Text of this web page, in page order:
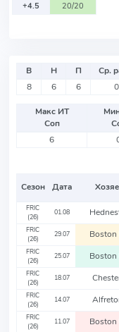
+4.5
20/20
В Н П Ср.
8
6 6
Макс ИТ
Соп
6
Сезон Дата
FRIC
(26)
01.08
FRIC
(26)
29.07 Boston
FRIC
(26)
25.07 Boston
FRIC
(26)
18.07
FRIC
(26)
14.07
FRIC
(26)
11.07 Boston